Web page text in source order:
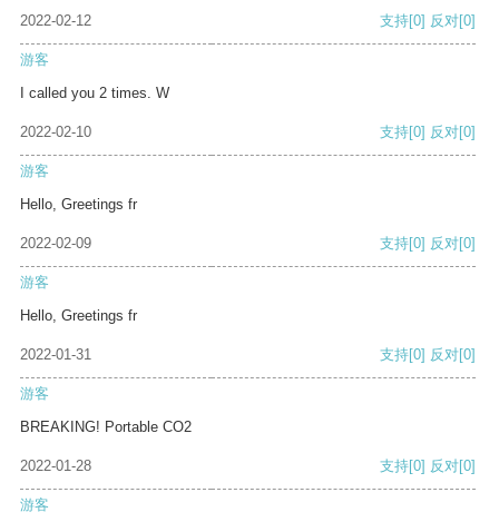
2022-02-12 支持[0] 反对[0]
游客
I called you 2 times. W
2022-02-10 支持[0] 反对[0]
游客
Hello, Greetings fr
2022-02-09 支持[0] 反对[0]
游客
Hello, Greetings fr
2022-01-31 支持[0] 反对[0]
游客
BREAKING! Portable CO2
2022-01-28 支持[0] 反对[0]
游客